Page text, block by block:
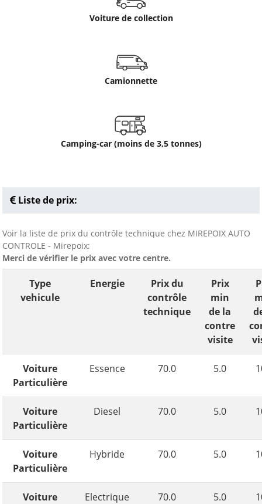
Voiture de collection
Camionnette
Camping-car (moins de 3,5 tonnes)
Liste de prix:
Voir la liste de prix du contrôle technique chez MIREPOIX AUTO
CONTROLE - Mirepoix:
Merci de vérifier le prix avec votre centre.
Type
vehicule
Energie
Prix du
contrôle
technique
Prix
min
de la
contre
visite
Voiture
Particulière
Essence 70.0 5.0
Voiture
Particulière
Diesel 70.0 5.0
Voiture
Particulière
Hybride 70.0 5.0
Voiture
Electrique 70.0 5.0